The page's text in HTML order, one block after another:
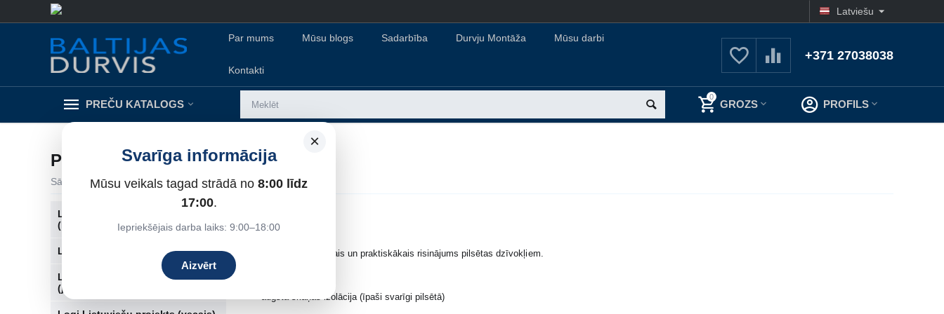
Latviešu
Par mums Mūsu blogs Sadarbība Durvju Montāža Mūsu darbi
Kontakti
+371 27038038
PREČU KATALOGS PROFILS
0
GROZS
×
Svarīga informācija
Mūsu veikals tagad strādā no8:00 līdz
17:00.
Iepriekšējais darba laiks: 9:00–18:00
Aizvērt
PLASTIKĀTA LOGI (PVC)
Sākums / Logi Plastikāta logi (PVC)
PVC LOGI
PVC logi ir universālākais un praktiskākais risinājums pilsētas dzīvokļiem.
augsta skaņas izolācija (īpaši svarīgi pilsētā)
Logi Hruščova Tipa Māja
(Ķieģeļu)
Logi hruščova tipa māja (paneļu)
Logi Lietuviešu projekts
(jaunais)